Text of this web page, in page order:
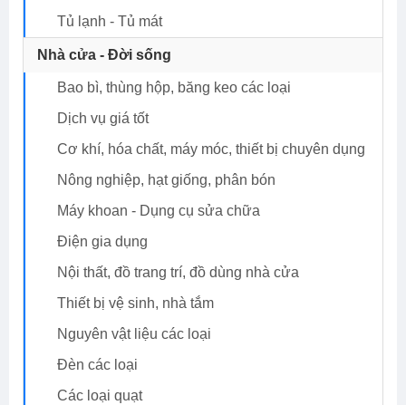
Tủ lạnh - Tủ mát
Nhà cửa - Đời sống
Bao bì, thùng hộp, băng keo các loại
Dịch vụ giá tốt
Cơ khí, hóa chất, máy móc, thiết bị chuyên dụng
Nông nghiệp, hạt giống, phân bón
Máy khoan - Dụng cụ sửa chữa
Điện gia dụng
Nội thất, đồ trang trí, đồ dùng nhà cửa
Thiết bị vệ sinh, nhà tắm
Nguyên vật liệu các loại
Đèn các loại
Các loại quạt